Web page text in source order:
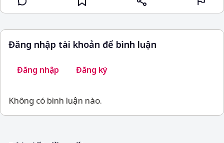
Đăng nhập tài khoản để bình luận
Đăng nhập Đăng ký
Không có bình luận nào.